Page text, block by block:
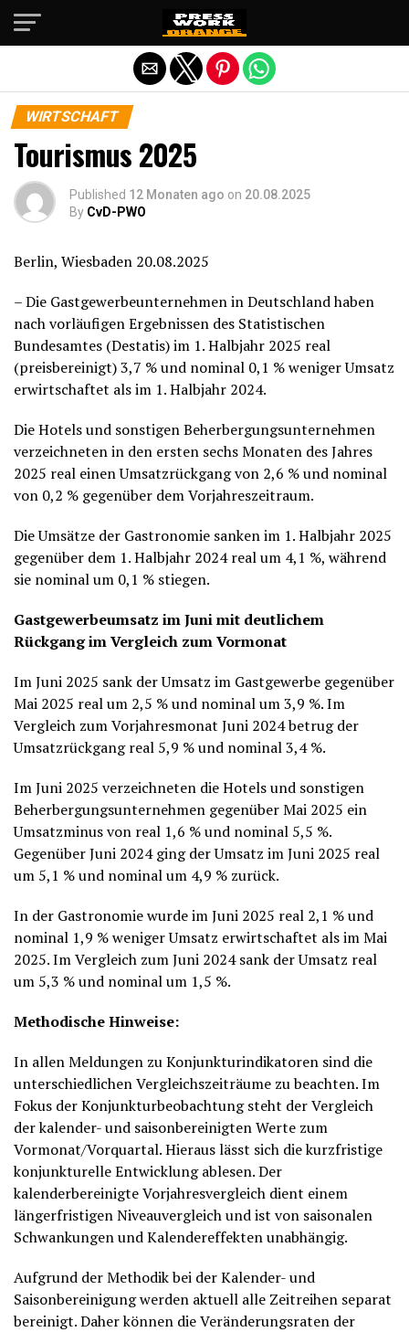
WIRTSCHAFT
Tourismus 2025
Published 12 Monaten ago on 20.08.2025
By CvD-PWO
Berlin, Wiesbaden 20.08.2025
– Die Gastgewerbeunternehmen in Deutschland haben
nach vorläufigen Ergebnissen des Statistischen
Bundesamtes (Destatis) im 1. Halbjahr 2025 real
(preisbereinigt) 3,7 % und nominal 0,1 % weniger Umsatz
erwirtschaftet als im 1. Halbjahr 2024.
Die Hotels und sonstigen Beherbergungsunternehmen
verzeichneten in den ersten sechs Monaten des Jahres
2025 real einen Umsatzrückgang von 2,6 % und nominal
von 0,2 % gegenüber dem Vorjahreszeitraum.
Die Umsätze der Gastronomie sanken im 1. Halbjahr 2025
gegenüber dem 1. Halbjahr 2024 real um 4,1 %, während
sie nominal um 0,1 % stiegen.
Gastgewerbeumsatz im Juni mit deutlichem
Rückgang im Vergleich zum Vormonat
Im Juni 2025 sank der Umsatz im Gastgewerbe gegenüber
Mai 2025 real um 2,5 % und nominal um 3,9 %. Im
Vergleich zum Vorjahresmonat Juni 2024 betrug der
Umsatzrückgang real 5,9 % und nominal 3,4 %.
Im Juni 2025 verzeichneten die Hotels und sonstigen
Beherbergungsunternehmen gegenüber Mai 2025 ein
Umsatzminus von real 1,6 % und nominal 5,5 %.
Gegenüber Juni 2024 ging der Umsatz im Juni 2025 real
um 5,1 % und nominal um 4,9 % zurück.
In der Gastronomie wurde im Juni 2025 real 2,1 % und
nominal 1,9 % weniger Umsatz erwirtschaftet als im Mai
2025. Im Vergleich zum Juni 2024 sank der Umsatz real
um 5,3 % und nominal um 1,5 %.
Methodische Hinweise:
In allen Meldungen zu Konjunkturindikatoren sind die
unterschiedlichen Vergleichszeiträume zu beachten. Im
Fokus der Konjunkturbeobachtung steht der Vergleich
der kalender- und saisonbereinigten Werte zum
Vormonat/Vorquartal. Hieraus lässt sich die kurzfristige
konjunkturelle Entwicklung ablesen. Der
kalenderbereinigte Vorjahresvergleich dient einem
längerfristigen Niveauvergleich und ist von saisonalen
Schwankungen und Kalendereffekten unabhängig.
Aufgrund der Methodik bei der Kalender- und
Saisonbereinigung werden aktuell alle Zeitreihen separat
bereinigt. Daher können die Veränderungsraten der
Die mobile Version verlassen